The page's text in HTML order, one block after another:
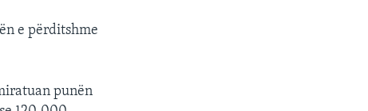
e përditshme
punën